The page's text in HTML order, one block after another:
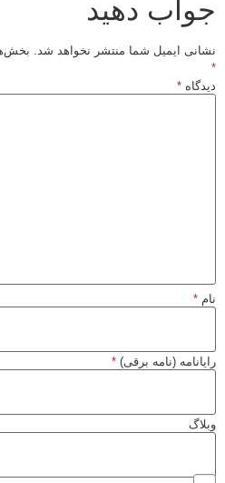
دهید
ایمیل شما منتشر نخواهد شد. بخش‌های
*
(نامه برقی)*